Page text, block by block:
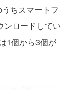
ちスマートフ
ンロードしてい
1個から3個が